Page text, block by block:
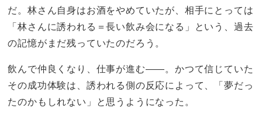
だ。林さん自身はお酒をやめていたが、相手にとっては
「林さんに誘われる＝長い飲み会になる」という、過去
の記憶がまだ残っていたのだろう。
飲んで仲良くなり、仕事が進む——。かつて信じていた
その成功体験は、誘われる側の反応によって、「夢だっ
たのかもしれない」と思うようになった。